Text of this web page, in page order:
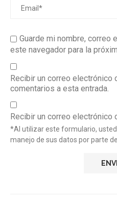
Guarde mi nombre, correo
este navegador para la
Recibir un correo electrónico
comentarios a esta entrada.
Recibir un correo electrónico
*Al utilizar este formulario,
manejo de sus datos por parte